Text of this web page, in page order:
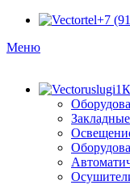
+7
Меню